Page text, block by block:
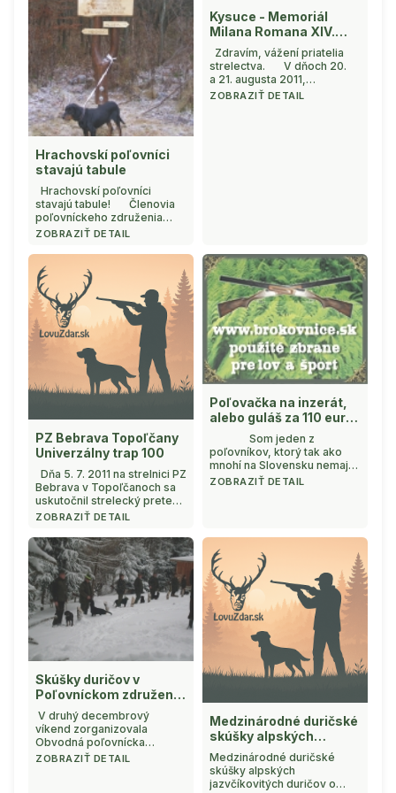
Hrachovskí poľovníci
stavajú tabule
Hrachovskí poľovníci
stavajú tabule! Členovia
poľovníckeho združenia
Hrachovo sa zapojili do
informačné tabule –
Samorasty“, kde samotná
realizácia bola uskutočnená
s finančnou podporou MAS
MALOHONT
v rámci Grantového program
...
ZOBRAZIŤ DETAIL
Kysuce - Memoriál
Milana Romana XIV.
ročník
Zdravím, vážení priatelia
strelectva. V dňoch 20.
a 21. augusta 2011,
v malebnej peknej krajine na
ZOBRAZIŤ DETAIL
PZ Bebrava Topoľčany
Univerzálny trap 100
Dňa 5. 7. 2011 na strelnici PZ
Bebrava v Topoľčanoch sa
uskutočnil strelecký pretek
v disciplíne Univerzálny trap
Miroslavom Pavlíčkom a p.
Patrikom Hudecom bol
skvele pripravený. Príjemné
a upravené prostredie
strelnice zo zázemím krásne
zariadenej chaty so
spoločenskou mi ...
ZOBRAZIŤ DETAIL
Poľovačka na inzerát,
alebo guláš za 110 euro
Som jeden z
poľovníkov, ktorý tak ako
mnohí na Slovensku nemajú
revír. Čiastočne mi to
členom PZ a sta ...
ZOBRAZIŤ DETAIL
Skúšky duričov v
Poľovníckom združení
Ondava Duplín
V druhý decembrový
víkend zorganizovala
Obvodná poľovnícka
komora v spolupráci
ZOBRAZIŤ DETAIL
Medzinárodné duričské
skúšky alpských
jazvečíkovitých duričov
Medzinárodné duričské
skúšky alpských
jazvčíkovitých duričov o